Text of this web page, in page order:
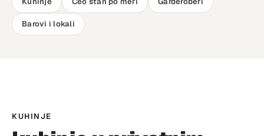
Barovi i lokali
KUHINJE